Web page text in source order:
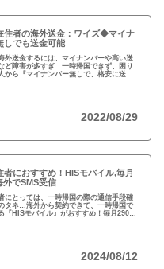
者の海外送金：ワイズ◆マイナ
しでも送金可能
外送金するには、マイナンバーや高い送
ど障害が多すぎ…一時帰国できず、困り
から『マイナンバー無しで、格安に送金
2022/08/29
者におすすめ！HISモバイル,毎月
外でSMS受信
にとっては、一時帰国の際の通信手段確
タネ…海外から契約できて、一時帰国で
『HISモバイル』がおすすめ！毎月290円
2024/08/12